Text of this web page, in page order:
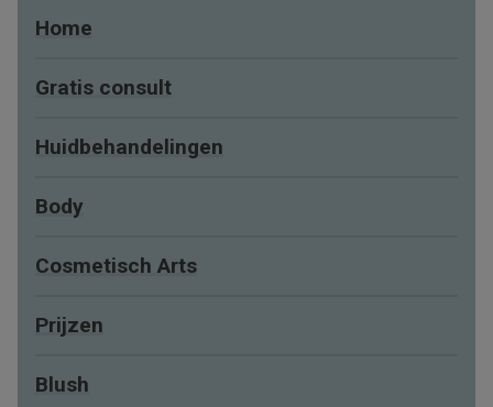
Home
Gratis consult
Huidbehandelingen
Body
Cosmetisch Arts
Prijzen
Blush